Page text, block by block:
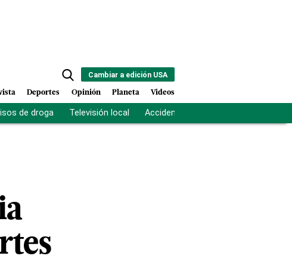
Cambiar a edición USA
Deportes Opinión Planeta Videos
de droga Televisión local Accidente Los Ríos